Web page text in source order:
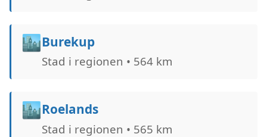
🏙️Burekup
Stad i regionen • 564 km
🏙️Roelands
Stad i regionen • 565 km